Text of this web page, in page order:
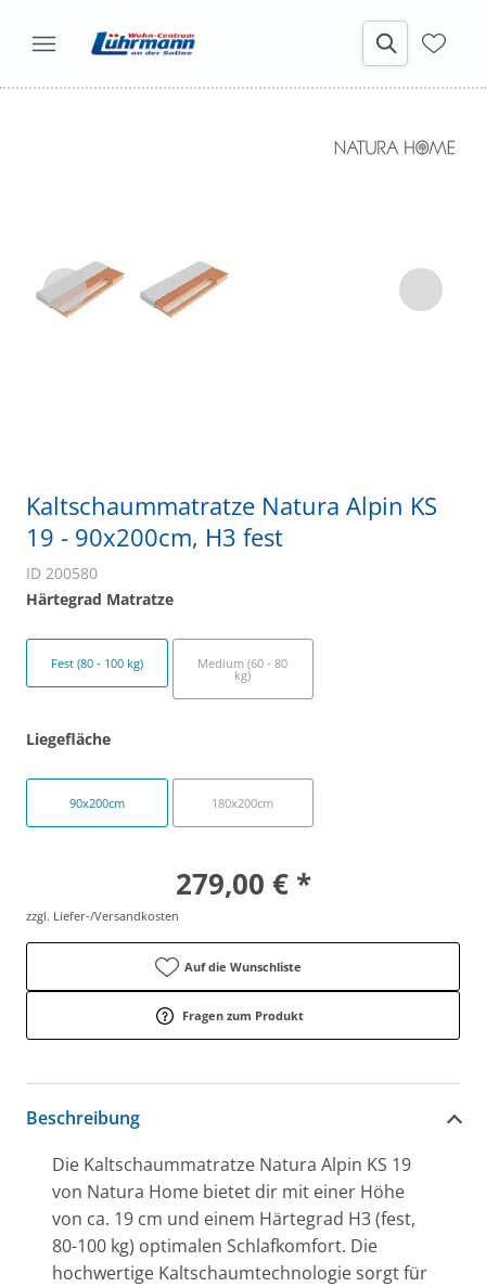
Kaltschaummatratze Natura Alpin KS
19 - 90x200cm, H3 fest
ID 200580
Härtegrad Matratze
Fest (80 - 100 kg) Medium (60 - 80
kg)
Liegefläche
90x200cm 180x200cm
279,00 € *
zzgl. Liefer-/Versandkosten
Auf die Wunschliste
Fragen zum Produkt
Beschreibung
Die Kaltschaummatratze Natura Alpin KS 19
von Natura Home bietet dir mit einer Höhe
von ca. 19 cm und einem Härtegrad H3 (fest,
80-100 kg) optimalen Schlafkomfort. Die
hochwertige Kaltschaumtechnologie sorgt für